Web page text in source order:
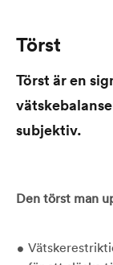
Törst
Törst är en
subjektiv.
Den törst man